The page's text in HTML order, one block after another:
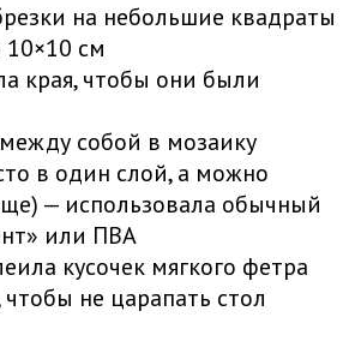
на небольшие квадраты
см
края, чтобы они были
собой в мозаику
в один слой, а можно
— использовала обычный
или ПВА
кусочек мягкого фетра
не царапать стол